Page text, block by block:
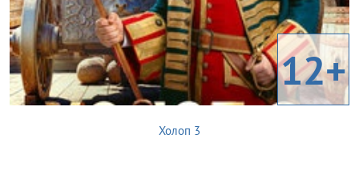
12+
Холоп 3